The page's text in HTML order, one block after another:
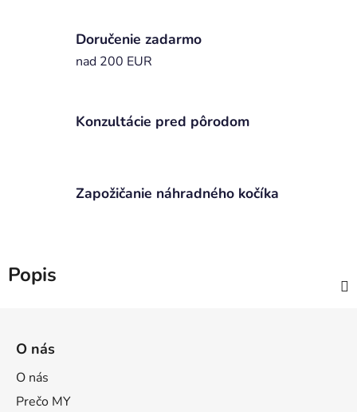
Doručenie zadarmo
nad 200 EUR
Konzultácie pred pôrodom
Zapožičanie náhradného kočíka
Popis
O nás
O nás
Prečo MY